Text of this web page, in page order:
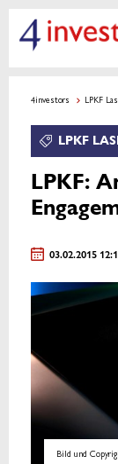
4investors LPKF
LPKF
LPKF:
03.02.2015
Bild und